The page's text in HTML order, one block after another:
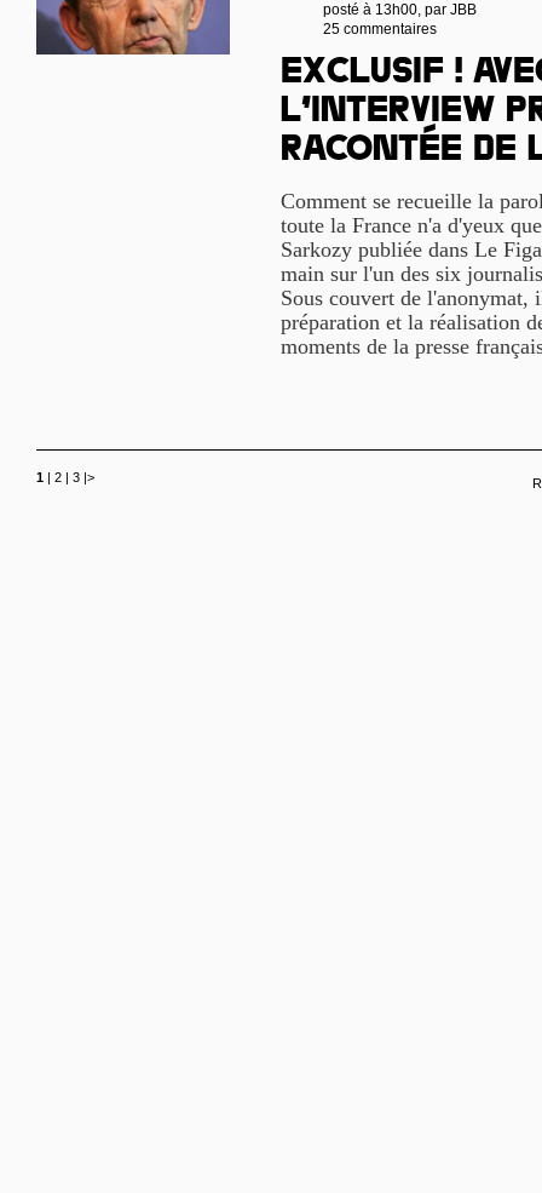
posté à 13h00, par JBB
25 commentaires
Exclusif !
l’interview
racontée de
Comment se recueille la
toute la France n'a d'yeux
Sarkozy publiée dans Le
main sur l'un des six
Sous couvert de l'anonymat,
préparation et la réalisation
moments de la presse
1 | 2 | 3 |>